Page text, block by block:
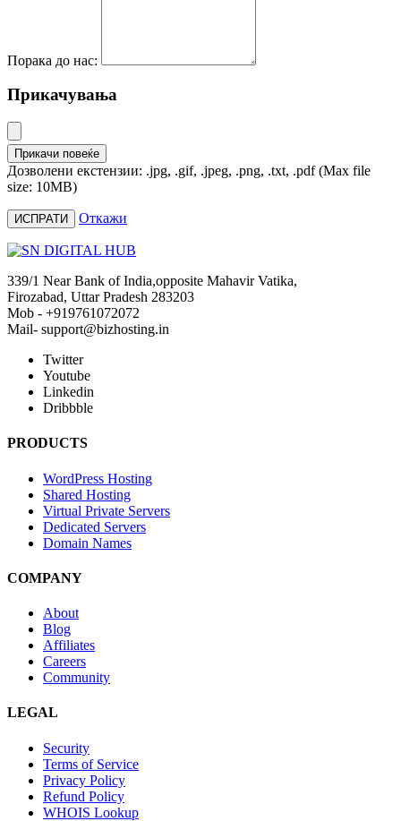
Порака до нас:
Прикачувања
Прикачи повеќе
Дозволени екстензии: .jpg, .gif, .jpeg, .png, .txt, .pdf (Max file
size: 10MB)
Откажи
339/1 Near Bank of India,opposite Mahavir Vatika,
Firozabad, Uttar Pradesh 283203
Mob - +919761072072
Mail- support@bizhosting.in
Twitter
Youtube
Linkedin
Dribbble
PRODUCTS
WordPress Hosting
Shared Hosting
Virtual Private Servers
Dedicated Servers
Domain Names
COMPANY
About
Blog
Affiliates
Careers
Community
LEGAL
Security
Terms of Service
Privacy Policy
Refund Policy
WHOIS Lookup